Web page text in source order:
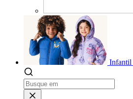
Infantil